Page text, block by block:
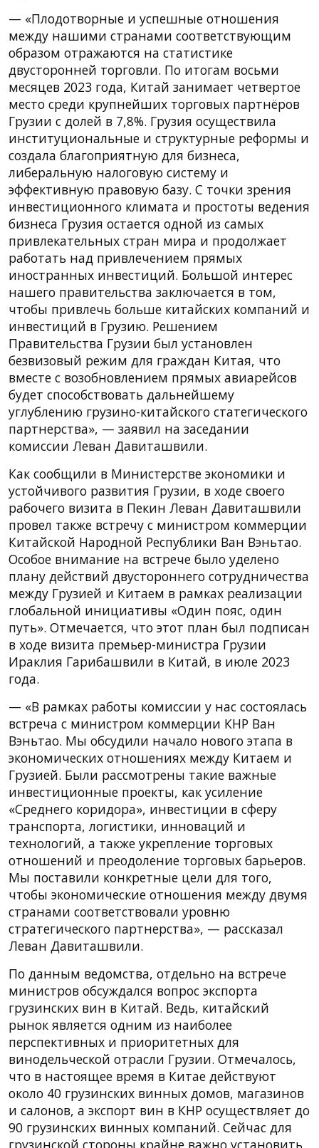
— «Плодотворные и успешные отношения
между нашими странами соответствующим
образом отражаются на статистике
двусторонней торговли. По итогам восьми
месяцев 2023 года, Китай занимает четвертое
место среди крупнейших торговых партнёров
Грузии с долей в 7,8%. Грузия осуществила
институциональные и структурные реформы и
создала благоприятную для бизнеса,
либеральную налоговую систему и
эффективную правовую базу. С точки зрения
инвестиционного климата и простоты ведения
бизнеса Грузия остается одной из самых
привлекательных стран мира и продолжает
работать над привлечением прямых
иностранных инвестиций. Большой интерес
нашего правительства заключается в том,
чтобы привлечь больше китайских компаний и
инвестиций в Грузию. Решением
Правительства Грузии был установлен
безвизовый режим для граждан Китая, что
вместе с возобновлением прямых авиарейсов
будет способствовать дальнейшему
углублению грузино-китайского статегического
партнерства», — заявил на заседании
комиссии Леван Давиташвили.
Как сообщили в Министерстве экономики и
устойчивого развития Грузии, в ходе своего
рабочего визита в Пекин Леван Давиташвили
провел также встречу с министром коммерции
Китайской Народной Республики Ван Вэньтао.
Особое внимание на встрече было уделено
плану действий двустороннего сотрудничества
между Грузией и Китаем в рамках реализации
глобальной инициативы «Один пояс, один
путь». Отмечается, что этот план был подписан
в ходе визита премьер-министра Грузии
Ираклия Гарибашвили в Китай, в июле 2023
года.
— «В рамках работы комиссии у нас состоялась
встреча с министром коммерции КНР Ван
Вэньтао. Мы обсудили начало нового этапа в
экономических отношениях между Китаем и
Грузией. Были рассмотрены такие важные
инвестиционные проекты, как усиление
«Среднего коридора», инвестиции в сферу
транспорта, логистики, инноваций и
технологий, а также укрепление торговых
отношений и преодоление торговых барьеров.
Мы поставили конкретные цели для того,
чтобы экономические отношения между двумя
странами соответствовали уровню
стратегического партнерства», — рассказал
Леван Давиташвили.
По данным ведомства, отдельно на встрече
министров обсуждался вопрос экспорта
грузинских вин в Китай. Ведь, китайский
рынок является одним из наиболее
перспективных и приоритетных для
винодельческой отрасли Грузии. Отмечалось,
что в настоящее время в Китае действуют
около 40 грузинских винных домов, магазинов
и салонов, а экспорт вин в КНР осуществляет до
90 грузинских винных компаний. Сейчас для
грузинской стороны крайне важно установить